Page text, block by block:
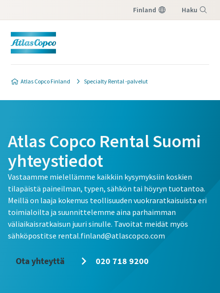
Finland Haku
Atlas Copco Finland Specialty Rental -palvelut
Atlas Copco Rental Suomi
yhteystiedot
Vastaamme mielellämme kaikkiin kysymyksiin koskien
tilapäistä paineilman, typen, sähkön tai höyryn tuotantoa.
Meillä on laaja kokemus teollisuuden vuokraratkaisuista eri
toimialoilta ja suunnittelemme aina parhaimman
väliaikaisratkaisun juuri sinulle. Tavoitat meidät myös
sähköpostitse rental.finland@atlascopco.com
Ota yhteyttä 020 718 9200